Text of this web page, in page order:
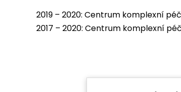
2019 – 2020: Centrum komplexní
2017 – 2020: Centrum komplexní